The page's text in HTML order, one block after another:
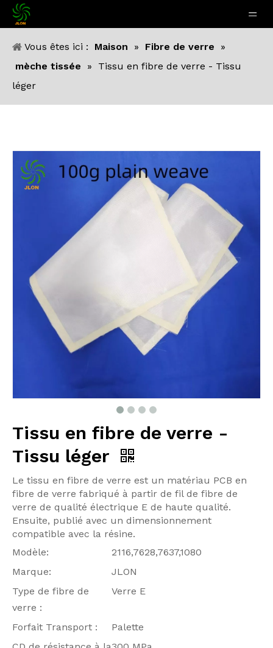
Vous êtes ici : Maison » Fibre de verre
»
mèche tissée
»
Tissu en fibre de verre - Tissu
léger
Tissu en fibre de verre -
Tissu léger
Le tissu en fibre de verre est un matériau PCB en
fibre de verre fabriqué à partir de fil de fibre de
verre de qualité électrique E de haute qualité.
Ensuite, publié avec un dimensionnement
compatible avec la résine.
Modèle:
2116,7628,7637,1080
Marque:
JLON
Type de fibre de
verre :
Verre E
Forfait Transport :
Palette